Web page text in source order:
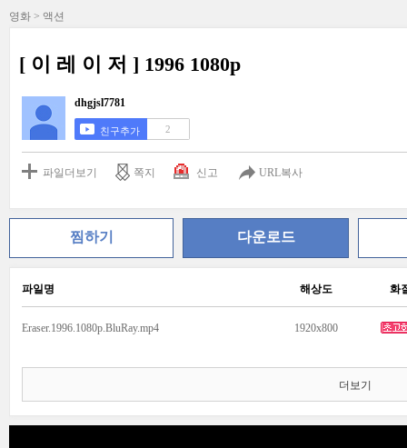
영화 > 액션
[ 이 레 이 저 ] 1996 1080p
dhgjsl7781
친구추가 2
파일더보기 쪽지 신고 URL복사
찜하기 다운로드
파일명 해상도 화
Eraser.1996.1080p.BluRay.mp4 1920x800
더보기